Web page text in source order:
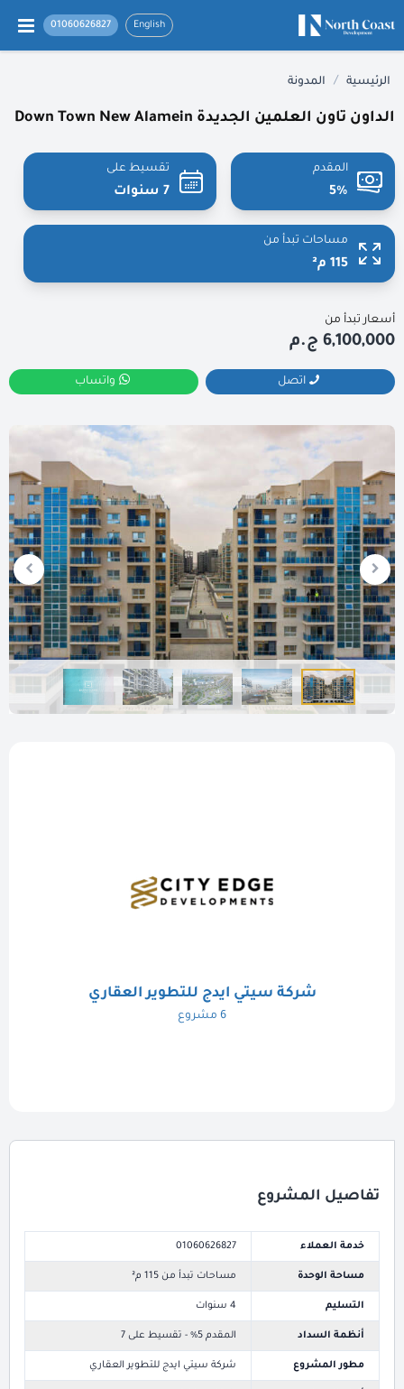
English
01060626827
الرئيسية / المدونة
الداون تاون العلمين الجديدة Down Town New Alamein
المقدم
5%
تقسيط على
7 سنوات
مساحات تبدأ من
115 م²
أسعار تبدأ من
6,100,000 ج.م
اتصل واتساب
شركة سيتي ايدج للتطوير العقاري
6 مشروع
تفاصيل المشروع
خدمة العملاء 01060626827
مساحة الوحدة مساحات تبدأ من 115 م²
التسليم 4 سنوات
أنظمة السداد المقدم 5% - تقسيط على 7
مطور المشروع شركة سيتي ايدج للتطوير العقاري